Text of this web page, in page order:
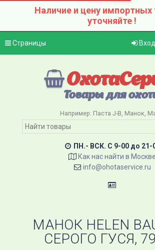
Наличие и цену импортных
уточняйте !
Страницы Вход
Товары для
Например: Паста J-B Манок
ПН.- ВСК. C 9-00 до 21-
Как нас найти в Москве
info@ohotaservice.ru
МАНОК HELEN
СЕРОГО ГУСЯ,